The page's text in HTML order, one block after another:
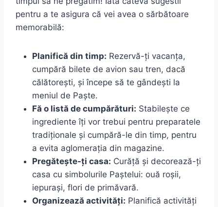
pentru a te asigura că vei avea o sărbătoare
memorabilă:
Planifică din timp: Rezervă-ți vacanța,
cumpără bilete de avion sau tren, dacă
călătorești, și începe să te gândești la
meniul de Paște.
Fă o listă de cumpărături: Stabilește ce
ingrediente îți vor trebui pentru preparatele
tradiționale și cumpără-le din timp, pentru
a evita aglomerația din magazine.
Pregătește-ți casa: Curăță și decorează-ți
casa cu simbolurile Paștelui: ouă roșii,
iepurași, flori de primăvară.
Organizează activități: Planifică activități